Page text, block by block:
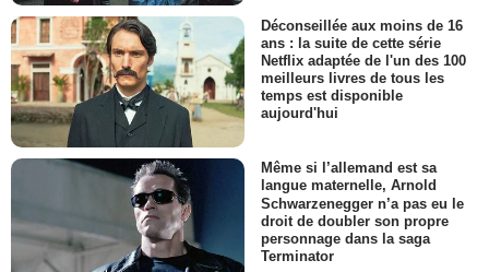
Déconseillée aux moins de 16
ans : la suite de cette série
Netflix adaptée de l'un des 100
meilleurs livres de tous les
temps est disponible
aujourd'hui
Même si l’allemand est sa
langue maternelle, Arnold
Schwarzenegger n’a pas eu le
droit de doubler son propre
personnage dans la saga
Terminator